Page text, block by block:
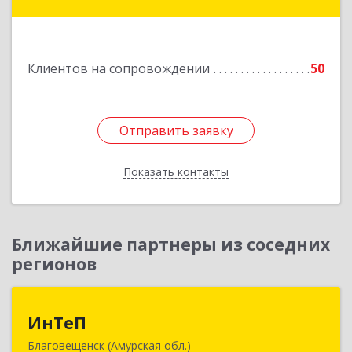
Клиентов на сопровождении 50
Отправить заявку
Показать контакты
Отправить заявку
Назад
Ближайшие партнеры из соседних
регионов
ИнТеП
Благовещенск (Амурская обл.)
675000, Амурская обл, Благовещенск г,